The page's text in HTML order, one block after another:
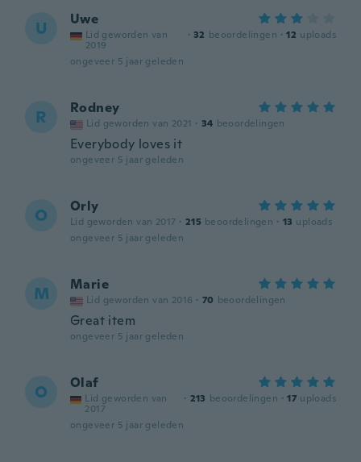
U Uwe
Lid geworden van
2019
· 32 beoordelingen · 12 uploads
ongeveer 5 jaar geleden
R Rodney
Lid geworden van 2021 · 34 beoordelingen
Everybody loves it
ongeveer 5 jaar geleden
O Orly
Lid geworden van 2017 · 215 beoordelingen · 13 uploads
ongeveer 5 jaar geleden
M Marie
Lid geworden van 2016 · 70 beoordelingen
Great item
ongeveer 5 jaar geleden
O Olaf
Lid geworden van
2017
· 213 beoordelingen · 17 uploads
ongeveer 5 jaar geleden